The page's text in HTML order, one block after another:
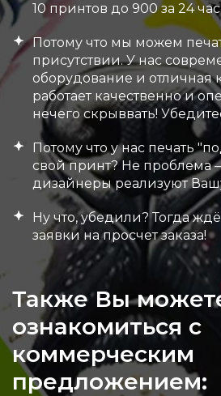
10 принтов до 900 за 24
Потому что мы можем
присутствии. У нас
оборудование и отличная
работает качественно и
нечего скрыввать!
Потому что у нас печать
свой принт? Не проблема
дизайнеры реализуют
Ну что, убедили? Тогда
заявки на просчет заказа!
Также Вы
ознакомиться с
коммерческим
предложением: